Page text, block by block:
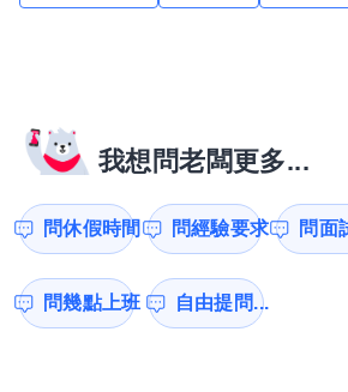
我想問老闆更多...
問休假時間 問經驗要求 問面
問幾點上班 自由提問...